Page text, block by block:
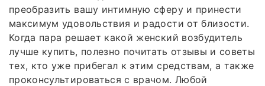
преобразить вашу интимную сферу и принести
максимум удовольствия и радости от близости.
Когда пара решает какой женский возбудитель
лучше купить, полезно почитать отзывы и советы
тех, кто уже прибегал к этим средствам, а также
проконсультироваться с врачом. Любой